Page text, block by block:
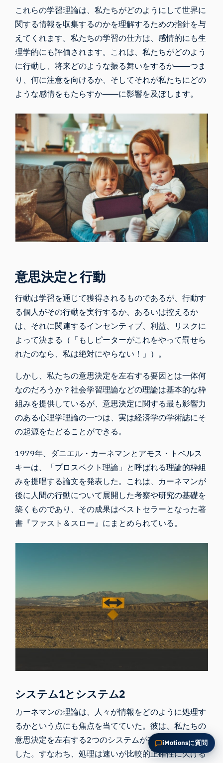
これらの学習理論は、私たちがどのようにして世界に
関する情報を収集するのかを理解するための指針を与
えてくれます。私たちの学習の仕方は、感情的にも生
理学的にも評価されます。これは、私たちがどのよう
に行動し、将来どのような振る舞いをするか――つま
り、何に注意を向けるか、そしてそれが私たちにどの
ような感情をもたらすか――に影響を及ぼします。
意思決定と行動
行動は学習を通じて獲得されるものであるが、行動す
る個人がその行動を実行するか、あるいは控えるか
は、それに関連するインセンティブ、利益、リスクに
よって決まる（「もしピーターがこれをやって罰せら
れたのなら、私は絶対にやらない！」）。
しかし、私たちの意思決定を左右する要因とは一体何
なのだろうか？社会学習理論などの理論は基本的な枠
組みを提供しているが、意思決定に関する最も影響力
のある心理学理論の一つは、実は経済学の学術誌にそ
の起源をたどることができる。
1979年、ダニエル・カーネマンとアモス・トベルス
キーは、「プロスペクト理論」と呼ばれる理論的枠組
みを提唱する論文を発表した。これは、カーネマンが
後に人間の行動について展開した考察や研究の基礎を
築くものであり、その成果はベストセラーとなった著
書『ファスト＆スロー』にまとめられている。
システム1とシステム2
カーネマンの理論は、人々が情報をどのように処理す
るかという点にも焦点を当てていた。彼は、私たちの
意思決定を左右する2つのシステムが存在すると提唱
した。すなわち、処理は速いが比較的正確性に欠ける
iMotionsに質問
iMotionsリサーチアシスタント
研究方法、製品、センサー、SDK、リソースに
ついて質問するか、研究したい内容を説明して
ください。
質問内容に基づいて、役立つ次の質問を提案しま
す。